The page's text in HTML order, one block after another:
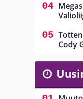
Cody